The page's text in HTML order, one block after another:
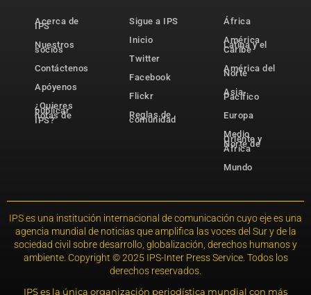
Acerca de
IPS
Nuestros
socios
Contáctenos
Apóyenos
¿Quieres
publicar
notas de
IPS?
Sigue a IPS
Inicio
Twitter
Facebook
Flickr
Reglas de
comunidad
África
América
Latina y el
Caribe
América del
Norte
Asia-
Pacífico
Europa
Medio
Oriente y
Norte de
África
Mundo
IPS es una institución internacional de comunicación cuyo eje es una
agencia mundial de noticias que amplifica las voces del Sur y de la
sociedad civil sobre desarrollo, globalización, derechos humanos y
ambiente. Copyright © 2025 IPS-Inter Press Service. Todos los
derechos reservados.
IPS es la única organización periodística mundial con más